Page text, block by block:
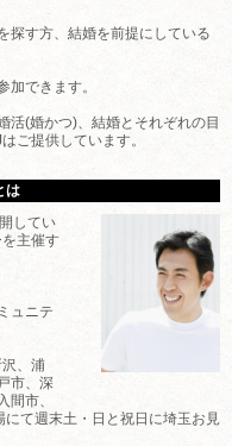
探す方、結婚を前提にしている
できます。
活(婚かつ)、結婚とそれぞれの目
ご提供しています。
は
してい
主催す
ュニテ
、浦
市、深
間市、
て週末土・日と祝日に埼玉お見